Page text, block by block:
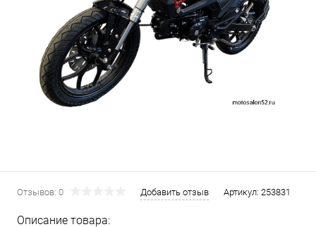
Отзывов: 0 Добавить отзыв Артикул: 253831
Описание товара: